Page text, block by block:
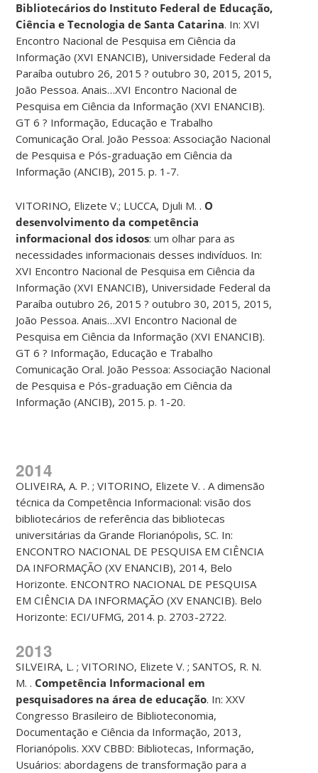
Bibliotecários do Instituto Federal de Educação,
Ciência e Tecnologia de Santa Catarina. In: XVI
Encontro Nacional de Pesquisa em Ciência da
Informação (XVI ENANCIB), Universidade Federal da
Paraíba outubro 26, 2015 ? outubro 30, 2015, 2015,
João Pessoa. Anais…XVI Encontro Nacional de
Pesquisa em Ciência da Informação (XVI ENANCIB).
GT 6 ? Informação, Educação e Trabalho
Comunicação Oral. João Pessoa: Associação Nacional
de Pesquisa e Pós-graduação em Ciência da
Informação (ANCIB), 2015. p. 1-7.
VITORINO, Elizete V.; LUCCA, Djuli M. . O
desenvolvimento da competência
informacional dos idosos: um olhar para as
necessidades informacionais desses indivíduos. In:
XVI Encontro Nacional de Pesquisa em Ciência da
Informação (XVI ENANCIB), Universidade Federal da
Paraíba outubro 26, 2015 ? outubro 30, 2015, 2015,
João Pessoa. Anais…XVI Encontro Nacional de
Pesquisa em Ciência da Informação (XVI ENANCIB).
GT 6 ? Informação, Educação e Trabalho
Comunicação Oral. João Pessoa: Associação Nacional
de Pesquisa e Pós-graduação em Ciência da
Informação (ANCIB), 2015. p. 1-20.
2014
OLIVEIRA, A. P. ; VITORINO, Elizete V. . A dimensão
técnica da Competência Informacional: visão dos
bibliotecários de referência das bibliotecas
universitárias da Grande Florianópolis, SC. In:
ENCONTRO NACIONAL DE PESQUISA EM CIÊNCIA
DA INFORMAÇÃO (XV ENANCIB), 2014, Belo
Horizonte. ENCONTRO NACIONAL DE PESQUISA
EM CIÊNCIA DA INFORMAÇÃO (XV ENANCIB). Belo
Horizonte: ECI/UFMG, 2014. p. 2703-2722.
2013
SILVEIRA, L. ; VITORINO, Elizete V. ; SANTOS, R. N.
M. . Competência Informacional em
pesquisadores na área de educação. In: XXV
Congresso Brasileiro de Biblioteconomia,
Documentação e Ciência da Informação, 2013,
Florianópolis. XXV CBBD: Bibliotecas, Informação,
Usuários: abordagens de transformação para a